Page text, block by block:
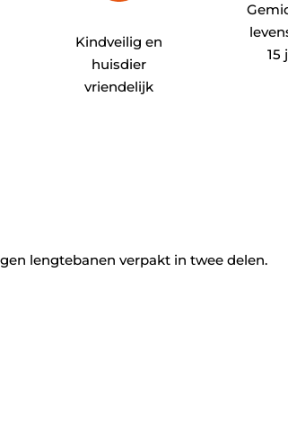
Kindveilig en
huisdier
vriendelijk
15
lengtebanen verpakt in twee delen.